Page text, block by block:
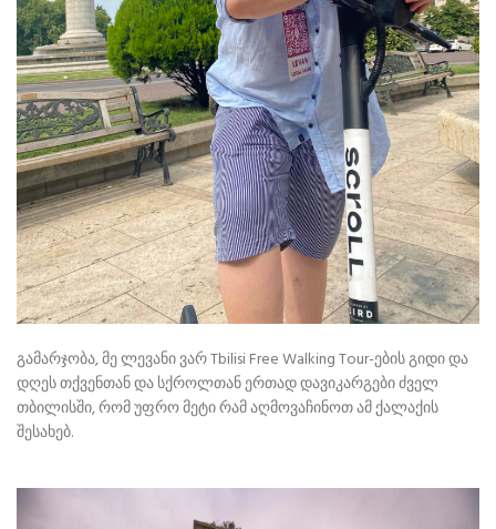
გამარჯობა, მე ლევანი ვარ Tbilisi Free Walking Tour-ების გიდი და
დღეს თქვენთან და სქროლთან ერთად დავიკარგები ძველ
თბილისში, რომ უფრო მეტი რამ აღმოვაჩინოთ ამ ქალაქის
შესახებ.